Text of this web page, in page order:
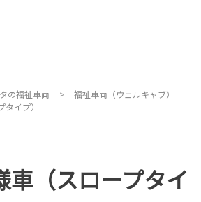
の福祉車両
福祉車両（ウェルキャブ）
イプ）
車（スロープタイ